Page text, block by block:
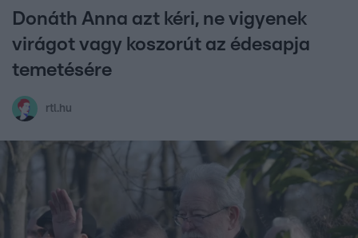
Donáth Anna azt kéri, ne vigyenek
virágot vagy koszorút az édesapja
temetésére
rtl.hu